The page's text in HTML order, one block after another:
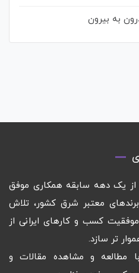
به بیرون
یک دهه سابقه همکاری موفق
معتبر شرق کشور، تلاش
کسب و کارهای ایرانی از
تر سازد.
مطالعه و مشاهده مقالات و